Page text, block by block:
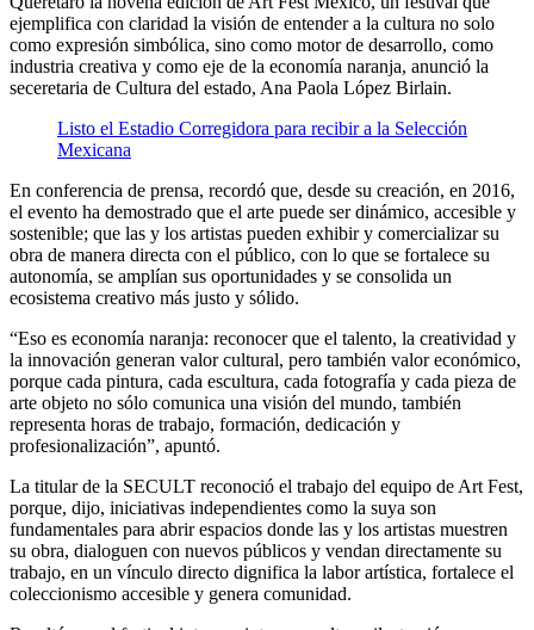
ejemplifica con claridad la visión de entender a la cultura no solo
como expresión simbólica, sino como motor de desarrollo, como
industria creativa y como eje de la economía naranja, anunció la
seceretaria de Cultura del estado, Ana Paola López Birlain.
Listo el Estadio Corregidora para recibir a la Selección
Mexicana
En conferencia de prensa, recordó que, desde su creación, en 2016,
el evento ha demostrado que el arte puede ser dinámico, accesible y
sostenible; que las y los artistas pueden exhibir y comercializar su
obra de manera directa con el público, con lo que se fortalece su
autonomía, se amplían sus oportunidades y se consolida un
ecosistema creativo más justo y sólido.
“Eso es economía naranja: reconocer que el talento, la creatividad y
la innovación generan valor cultural, pero también valor económico,
porque cada pintura, cada escultura, cada fotografía y cada pieza de
arte objeto no sólo comunica una visión del mundo, también
representa horas de trabajo, formación, dedicación y
profesionalización”, apuntó.
La titular de la SECULT reconoció el trabajo del equipo de Art Fest,
porque, dijo, iniciativas independientes como la suya son
fundamentales para abrir espacios donde las y los artistas muestren
su obra, dialoguen con nuevos públicos y vendan directamente su
trabajo, en un vínculo directo dignifica la labor artística, fortalece el
coleccionismo accesible y genera comunidad.